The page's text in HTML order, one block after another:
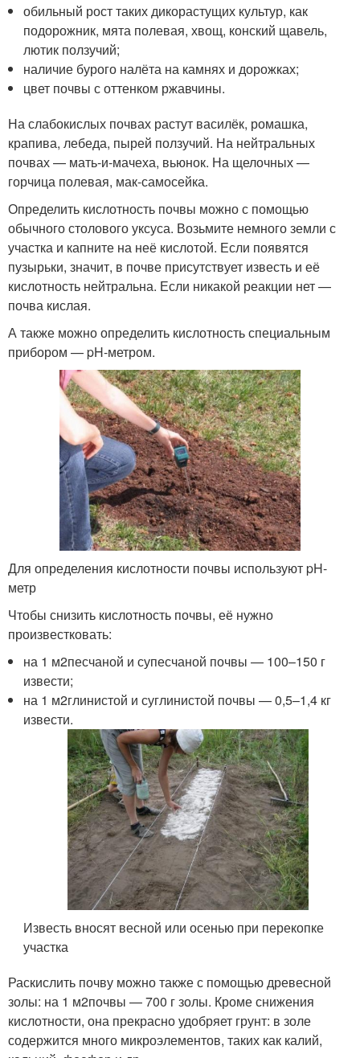
обильный рост таких дикорастущих культур, как
подорожник, мята полевая, хвощ, конский щавель,
лютик ползучий;
наличие бурого налёта на камнях и дорожках;
цвет почвы с оттенком ржавчины.
На слабокислых почвах растут василёк, ромашка,
крапива, лебеда, пырей ползучий. На нейтральных
почвах — мать-и-мачеха, вьюнок. На щелочных —
горчица полевая, мак-самосейка.
Определить кислотность почвы можно с помощью
обычного столового уксуса. Возьмите немного земли с
участка и капните на неё кислотой. Если появятся
пузырьки, значит, в почве присутствует известь и её
кислотность нейтральна. Если никакой реакции нет —
почва кислая.
А также можно определить кислотность специальным
прибором — pH-метром.
Для определения кислотности почвы используют pH-
метр
Чтобы снизить кислотность почвы, её нужно
произвестковать:
на 1 м2песчаной и супесчаной почвы — 100–150 г
извести;
на 1 м2глинистой и суглинистой почвы — 0,5–1,4 кг
извести.
Известь вносят весной или осенью при перекопке
участка
Раскислить почву можно также с помощью древесной
золы: на 1 м2почвы — 700 г золы. Кроме снижения
кислотности, она прекрасно удобряет грунт: в золе
содержится много микроэлементов, таких как калий,